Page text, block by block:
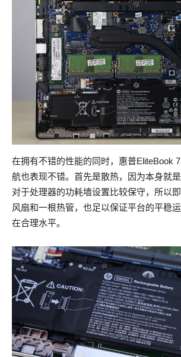
在拥有不错的性能的同时，惠普EliteBook
航也表现不错。首先是散热，因为本身就是
对于处理器的功耗墙设置比较保守，所以
风扇和一根热管，也足以保证平台的平稳
在合理水平。